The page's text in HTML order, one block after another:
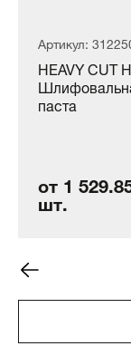
Артикул:
HEAVY CUT
паста
от 1
шт.